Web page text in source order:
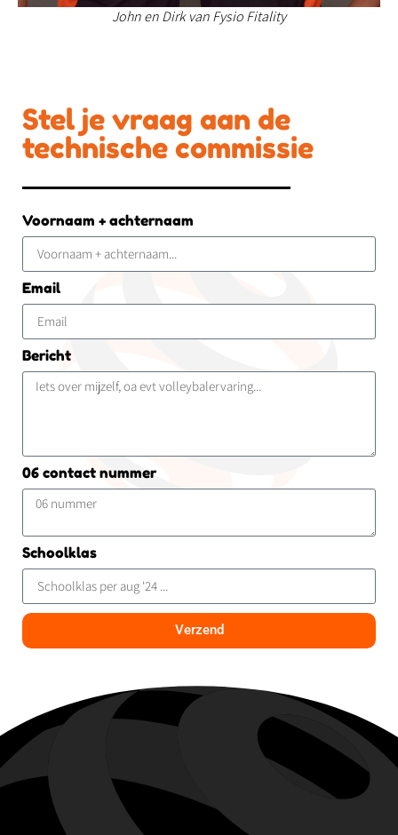
John en Dirk van Fysio Fitality
Stel je vraag aan de
technische commissie
Voornaam + achternaam
Email
Bericht
06 contact nummer
Schoolklas
Verzend